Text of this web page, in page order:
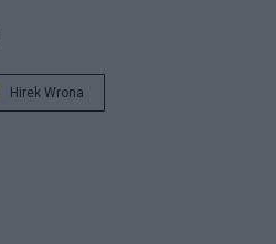
Hirek Wrona